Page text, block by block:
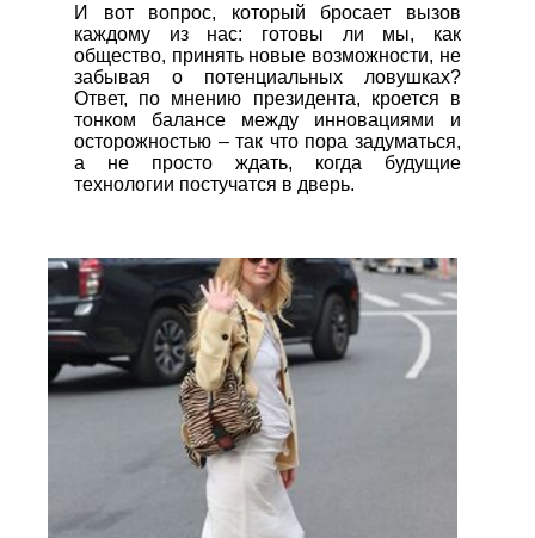
И вот вопрос, который бросает вызов
каждому из нас: готовы ли мы, как
общество, принять новые возможности, не
забывая о потенциальных ловушках?
Ответ, по мнению президента, кроется в
тонком балансе между инновациями и
осторожностью – так что пора задуматься,
а не просто ждать, когда будущие
технологии постучатся в дверь.